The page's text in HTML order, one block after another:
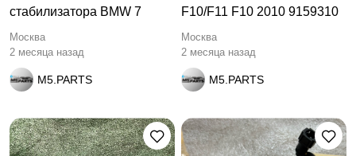
стабилизатора BMW 7
Москва
2 месяца назад
M5.PARTS
F10/F11 F10 2010 9159310
Москва
2 месяца назад
M5.PARTS